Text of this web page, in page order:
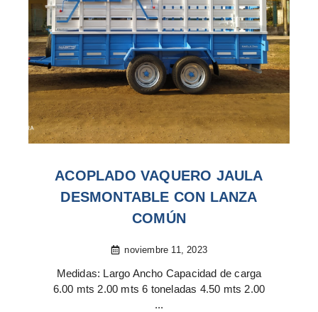
ACOPLADO VAQUERO JAULA
DESMONTABLE CON LANZA
COMÚN
noviembre 11, 2023
Medidas: Largo Ancho Capacidad de carga
6.00 mts 2.00 mts 6 toneladas 4.50 mts 2.00
...